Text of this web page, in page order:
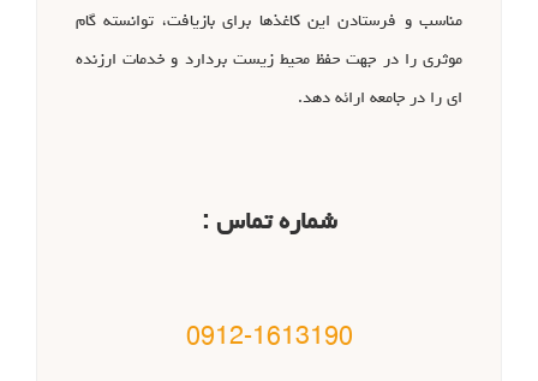
مناسب و فرستادن این کاغذها برای بازیافت، توانسته گام
موثری را در جهت حفظ محیط زیست بردارد و خدمات ارزنده
ای را در جامعه ارائه دهد.
شماره تماس :
0912-1613190